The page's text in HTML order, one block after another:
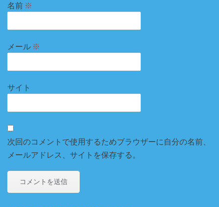
名前 ※
メール ※
サイト
次回のコメントで使用するためブラウザーに自分の名前、
メールアドレス、サイトを保存する。